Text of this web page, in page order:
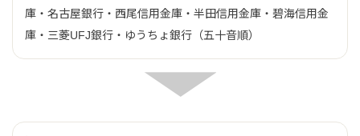
庫・名古屋銀行・西尾信用金庫・半田信用金庫・碧海信用金
庫・三菱UFJ銀行・ゆうちょ銀行（五十音順）